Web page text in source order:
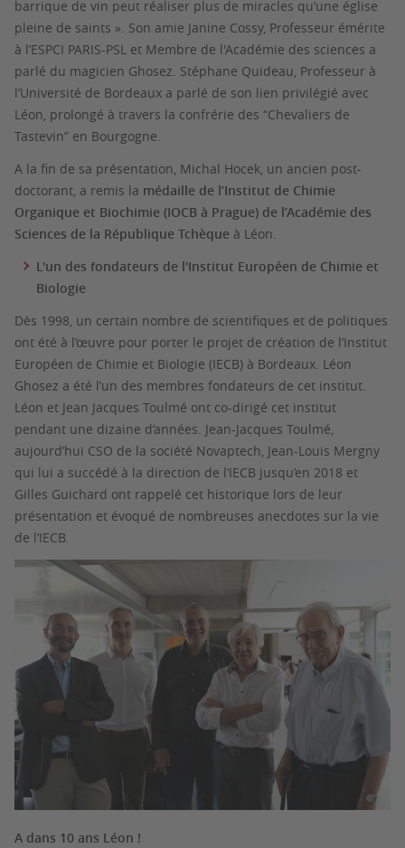
barrique de vin peut réaliser plus de miracles qu’une église
pleine de saints ». Son amie Janine Cossy, Professeur émérite
à l’ESPCI PARIS-PSL et Membre de l'Académie des sciences a
parlé du magicien Ghosez. Stéphane Quideau, Professeur à
l’Université de Bordeaux a parlé de son lien privilégié avec
Léon, prolongé à travers la confrérie des “Chevaliers de
Tastevin” en Bourgogne.
A la fin de sa présentation, Michal Hocek, un ancien post-
doctorant, a remis la médaille de l’Institut de Chimie
Organique et Biochimie (IOCB à Prague) de l’Académie des
Sciences de la République Tchèque à Léon.
L'un des fondateurs de l'Institut Européen de Chimie et
Biologie
Dès 1998, un certain nombre de scientifiques et de politiques
ont été à l’œuvre pour porter le projet de création de l’Institut
Européen de Chimie et Biologie (IECB) à Bordeaux. Léon
Ghosez a été l’un des membres fondateurs de cet institut.
Léon et Jean Jacques Toulmé ont co-dirigé cet institut
pendant une dizaine d’années. Jean-Jacques Toulmé,
aujourd’hui CSO de la société Novaptech, Jean-Louis Mergny
qui lui a succédé à la direction de l’IECB jusqu’en 2018 et
Gilles Guichard ont rappelé cet historique lors de leur
présentation et évoqué de nombreuses anecdotes sur la vie
de l’IECB.
A dans 10 ans Léon !